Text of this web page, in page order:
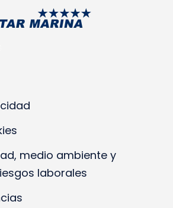
medio ambiente y
laborales